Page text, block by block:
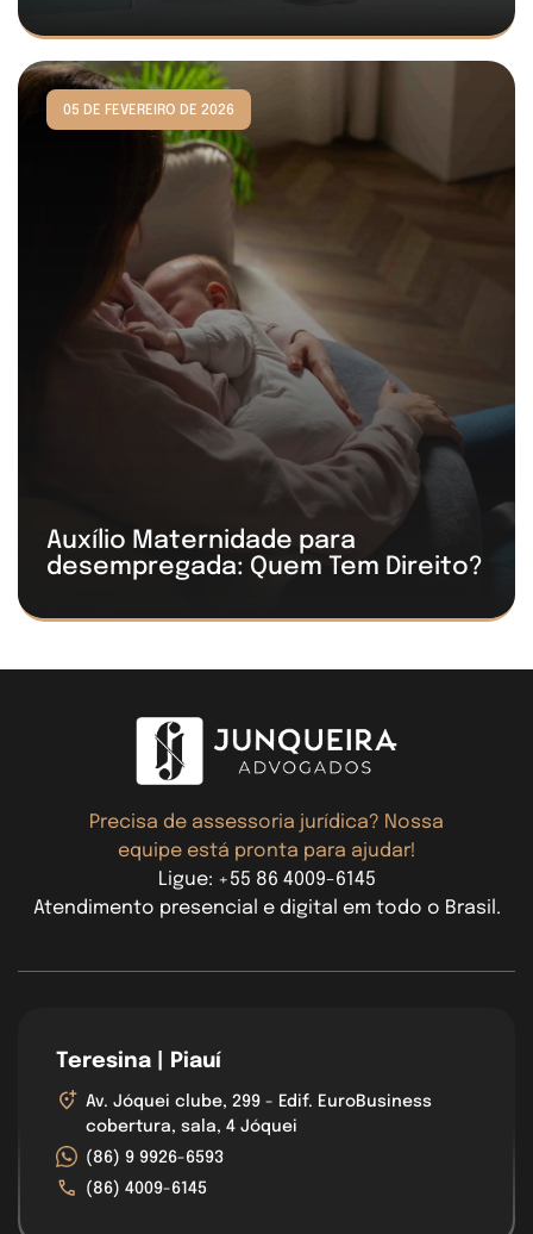
05 DE FEVEREIRO DE 2026
Auxílio Maternidade para
desempregada: Quem Tem Direito?
Precisa de assessoria jurídica? Nossa
equipe está pronta para ajudar!
Ligue: +55 86 4009-6145
Atendimento presencial e digital em todo o Brasil.
Teresina | Piauí
Av. Jóquei clube, 299 - Edif. EuroBusiness
cobertura, sala, 4 Jóquei
(86) 9 9926-6593
(86) 4009-6145